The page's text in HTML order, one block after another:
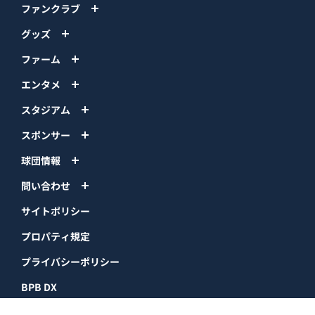
ファンクラブ
グッズ
ファーム
エンタメ
スタジアム
スポンサー
球団情報
問い合わせ
サイトポリシー
プロパティ規定
プライバシーポリシー
BPB DX